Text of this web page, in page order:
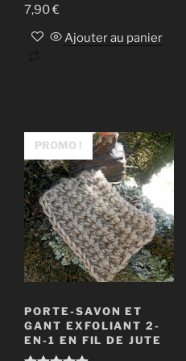
Note 5.00
sur 5
7,90€
Ajouter au panier
PROMO !
PORTE-SAVON ET
GANT EXFOLIANT 2-
EN-1 EN FIL DE JUTE